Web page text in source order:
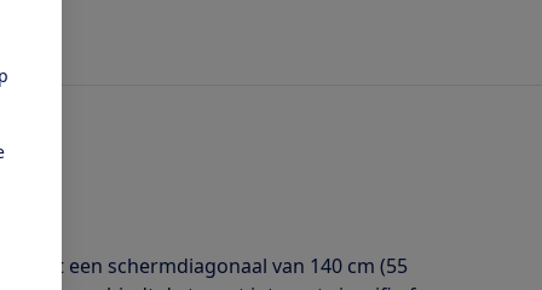
met een schermdiagonaal van 140 cm (55